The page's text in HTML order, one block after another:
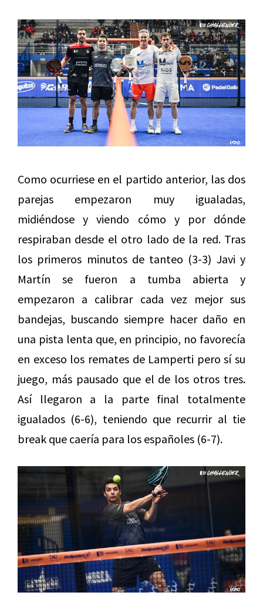
Como ocurriese en el partido anterior, las dos
parejas empezaron muy igualadas,
midiéndose y viendo cómo y por dónde
respiraban desde el otro lado de la red. Tras
los primeros minutos de tanteo (3-3) Javi y
Martín se fueron a tumba abierta y
empezaron a calibrar cada vez mejor sus
bandejas, buscando siempre hacer daño en
una pista lenta que, en principio, no favorecía
en exceso los remates de Lamperti pero sí su
juego, más pausado que el de los otros tres.
Así llegaron a la parte final totalmente
igualados (6-6), teniendo que recurrir al tie
break que caería para los españoles (6-7).